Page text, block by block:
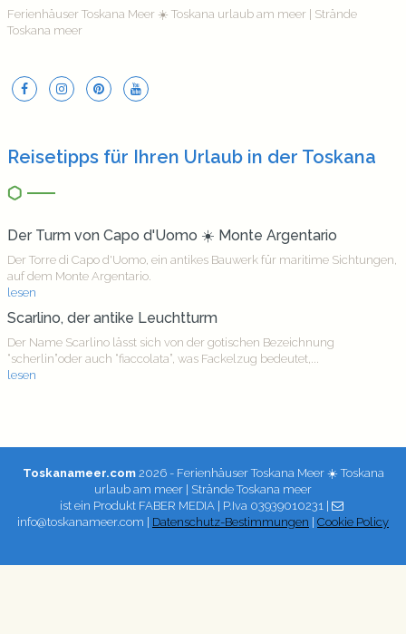
Ferienhäuser Toskana Meer ☀️ Toskana urlaub am meer | Strände
Toskana meer
Reisetipps für Ihren Urlaub in der Toskana
Der Turm von Capo d'Uomo ☀️ Monte Argentario
Der Torre di Capo d'Uomo, ein antikes Bauwerk für maritime Sichtungen,
auf dem Monte Argentario.
lesen
Scarlino, der antike Leuchtturm
Der Name Scarlino lässt sich von der gotischen Bezeichnung
“scherlin”oder auch “fiaccolata”, was Fackelzug bedeutet,...
lesen
Toskanameer.com2026 - Ferienhäuser Toskana Meer ☀️ Toskana
urlaub am meer | Strände Toskana meer
ist ein Produkt FABER MEDIA| P.Iva 03939010231 |
info@toskanameer.com | Datenschutz-Bestimmungen Cookie Policy